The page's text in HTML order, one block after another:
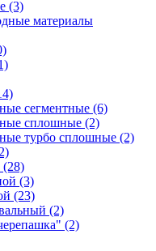
(3)
материалы
сегментные (6)
сплошные (2)
турбо сплошные (2)
(28)
(3)
(23)
(2)
(2)